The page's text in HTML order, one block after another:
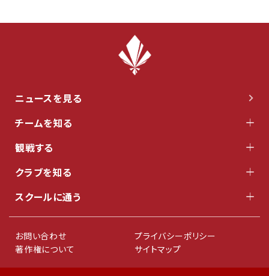
ニュースを見る
チームを知る
観戦する
クラブを知る
スクールに通う
お問い合わせ
プライバシーポリシー
著作権について
サイトマップ